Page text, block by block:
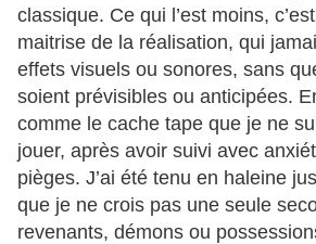
classique. Ce qui l’est moins,
maitrise de la réalisation, qui
effets visuels ou sonores, sans
soient prévisibles ou anticipées.
comme le cache tape que je ne
jouer, après avoir suivi avec
pièges. J’ai été tenu en haleine
que je ne crois pas une seule
revenants, démons ou